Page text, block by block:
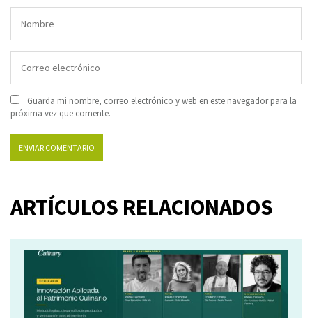
Guarda mi nombre, correo electrónico y web en este navegador para la
próxima vez que comente.
ARTÍCULOS RELACIONADOS